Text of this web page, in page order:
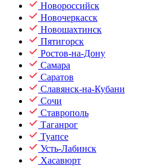
Новороссийск
Новочеркасск
Новошахтинск
Пятигорск
Ростов-на-Дону
Самара
Саратов
Славянск-на-Кубани
Сочи
Ставрополь
Таганрог
Туапсе
Усть-Лабинск
Хасавюрт